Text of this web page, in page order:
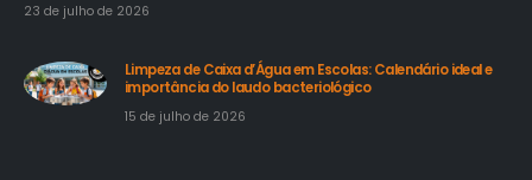
23 de julho de 2026
Limpeza de Caixa d’Água em Escolas: Calendário ideal e
importância do laudo bacteriológico
15 de julho de 2026